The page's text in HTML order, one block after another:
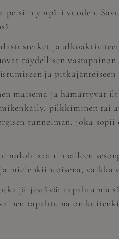
ympäri vuoden.
ja
täydellisen
ja pitkäjänteiseen
maisema ja hämärtyvät
pilkkiminen tai
tunnelman, joka
saa rinnalleen
mielenkiintoisena, vaikka
järjestävät tapahtumia
tapahtuma on